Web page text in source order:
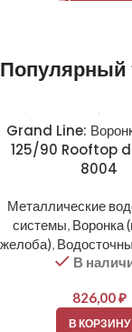
Популярный
Grand Line:
125/90 Rooftop
8004
Металлические
системы, Воронка
желоба),
В
826,00₽
В КОРЗИНУ